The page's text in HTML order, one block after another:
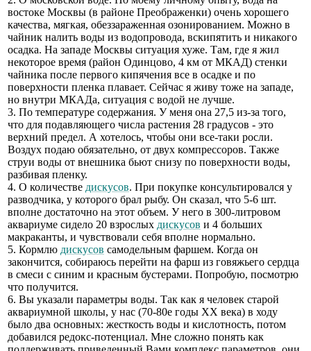
востоке Москвы (в районе Преображенки) очень хорошего
качества, мягкая, обеззараженная озонированием. Можно в
чайник налить воды из водопровода, вскипятить и никакого
осадка. На западе Москвы ситуация хуже. Там, где я жил
некоторое время (район Одинцово, 4 км от МКАД) стенки
чайника после первого кипячения все в осадке и по
поверхности пленка плавает. Сейчас я живу тоже на западе,
но внутри МКАДа, ситуация с водой не лучше.
3. По температуре содержания. У меня она 27,5 из-за того,
что для подавляющего числа растения 28 градусов - это
верхний предел. А хотелось, чтобы они все-таки росли.
Воздух подаю обязательно, от двух компрессоров. Также
струи воды от внешника бьют снизу по поверхности воды,
разбивая пленку.
4. О количестве дискусов. При покупке консультировался у
разводчика, у которого брал рыбу. Он сказал, что 5-6 шт.
вполне достаточно на этот объем. У него в 300-литровом
аквариуме сидело 20 взрослых дискусов и 4 больших
макраканты, и чувствовали себя вполне нормально.
5. Кормлю дискусов самодельным фаршем. Когда он
закончится, собираюсь перейти на фарш из говяжьего сердца
в смеси с синим и красным бустерами. Попробую, посмотрю
что получится.
6. Вы указали параметры воды. Так как я человек старой
аквариумной школы, у нас (70-80е годы ХХ века) в ходу
было два основных: жесткость воды и кислотность, потом
добавился редокс-потенциал. Мне сложно понять как